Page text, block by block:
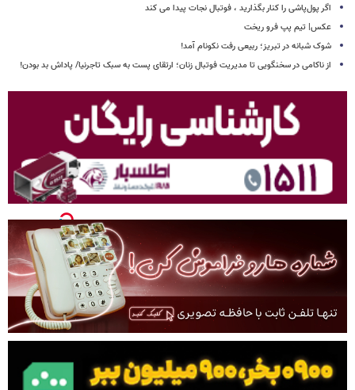
اگر پول‌پاشی را کنار بگذارید ، فوتبال نجات پیدا می کند
عکس| تیم پپ فرو ریخت
شوک شبانه در تبریز؛ ربیعی رفت نکونام آمد!
از ناکامی در سخنگویی تا مدیریت فوتبال زنان؛ ارتقای پست به سبک تاجرنیا/ پاداش بد بودن!